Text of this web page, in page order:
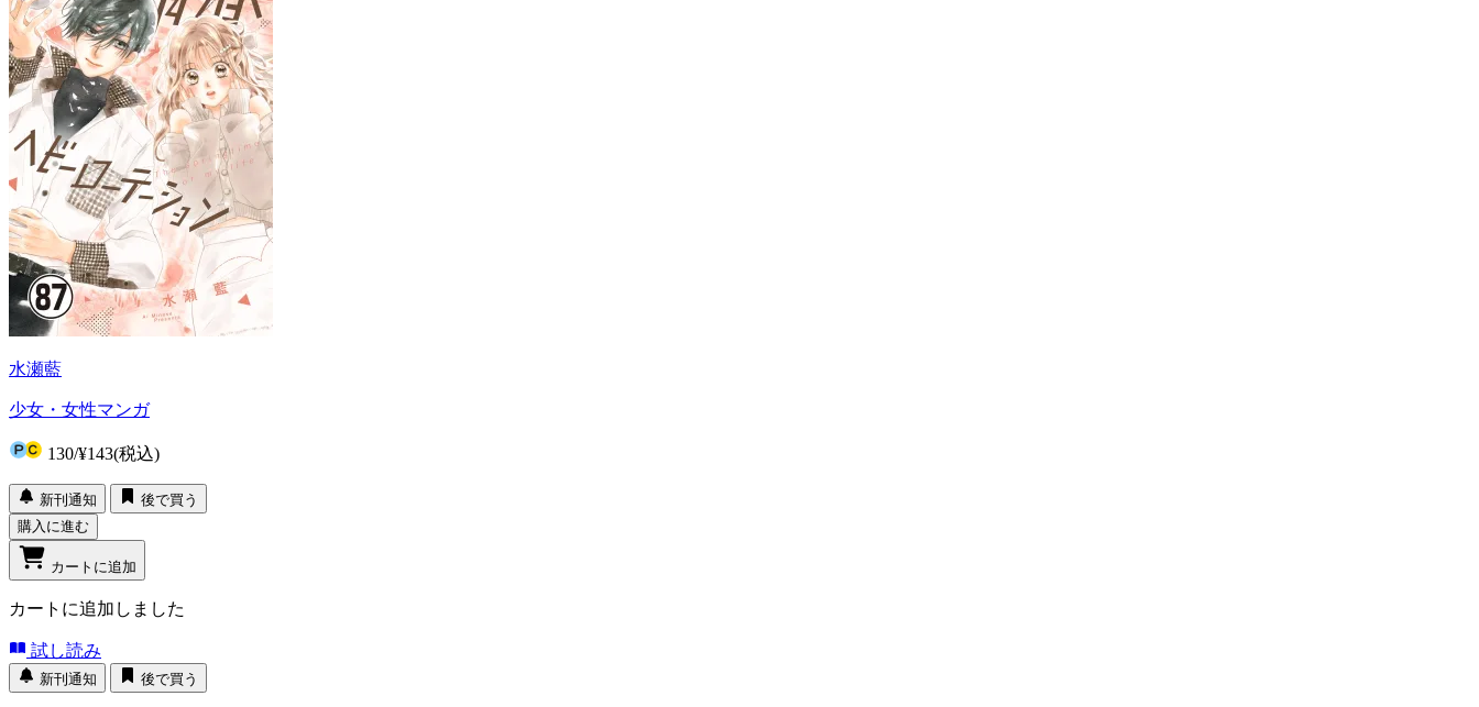
水瀬藍
少女・女性マンガ
130/¥143(税込)
新刊通知
後で買う
購入に進む
カートに追加
カートに追加しました
試し読み
新刊通知 後で買う